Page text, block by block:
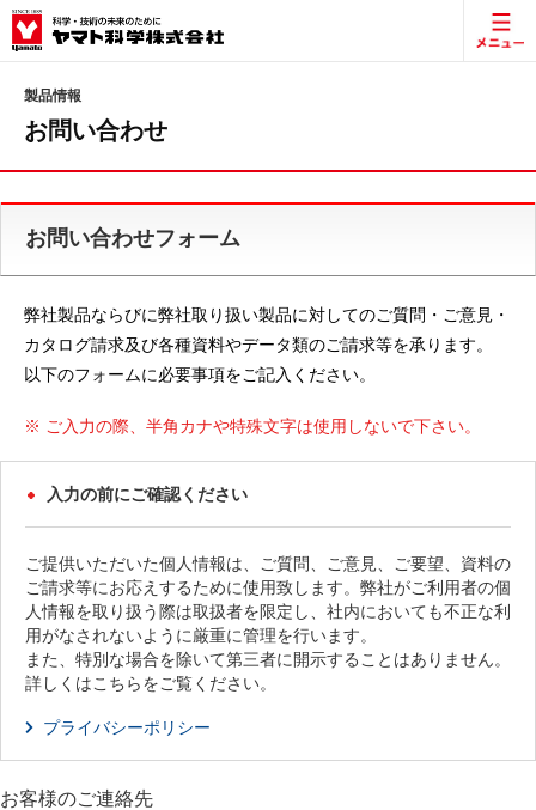
製品情報
お問い合わせ
お問い合わせフォーム
弊社製品ならびに弊社取り扱い製品に対してのご質問・ご意見・
カタログ請求及び各種資料やデータ類のご請求等を承ります。
以下のフォームに必要事項をご記入ください。
※ ご入力の際、半角カナや特殊文字は使用しないで下さい。
入力の前にご確認ください
ご提供いただいた個人情報は、ご質問、ご意見、ご要望、資料の
ご請求等にお応えするために使用致します。弊社がご利用者の個
人情報を取り扱う際は取扱者を限定し、社内においても不正な利
用がなされないように厳重に管理を行います。
また、特別な場合を除いて第三者に開示することはありません。
詳しくはこちらをご覧ください。
プライバシーポリシー
お客様のご連絡先